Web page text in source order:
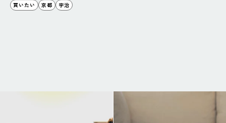
買いたい
京都 宇治